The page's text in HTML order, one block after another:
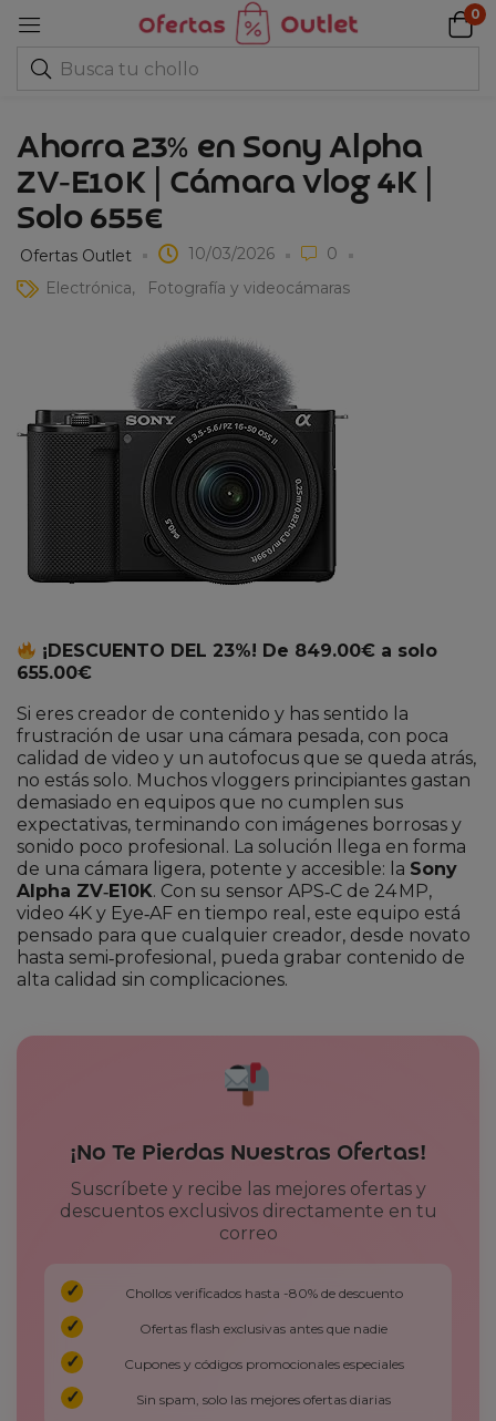
0
Ahorra 23% en Sony Alpha
ZV‑E10K | Cámara vlog 4K |
Solo 655€
Ofertas Outlet 10/03/2026
0
Electrónica
Fotografía y videocámaras
¡DESCUENTO DEL 23%! De 849.00€ a solo
655.00€
Si eres creador de contenido y has sentido la
frustración de usar una cámara pesada, con poca
calidad de video y un autofocus que se queda atrás,
no estás solo. Muchos vloggers principiantes gastan
demasiado en equipos que no cumplen sus
expectativas, terminando con imágenes borrosas y
sonido poco profesional. La solución llega en forma
de una cámara ligera, potente y accesible: la Sony
Alpha ZV‑E10K. Con su sensor APS‑C de 24 MP,
video 4K y Eye‑AF en tiempo real, este equipo está
pensado para que cualquier creador, desde novato
hasta semi‑profesional, pueda grabar contenido de
alta calidad sin complicaciones.
¡No Te Pierdas Nuestras Ofertas!
Suscríbete y recibe las mejores ofertas y
descuentos exclusivos directamente en tu
correo
Chollos verificados hasta -80% de descuento
Ofertas flash exclusivas antes que nadie
Cupones y códigos promocionales especiales
Sin spam, solo las mejores ofertas diarias